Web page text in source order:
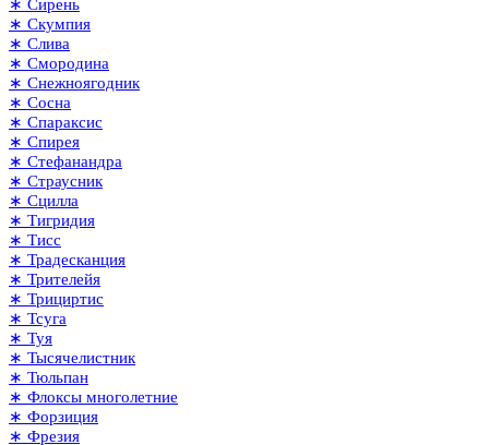
∗ Сирень
∗ Скумпия
∗ Слива
∗ Смородина
∗ Снежноягодник
∗ Сосна
∗ Спараксис
∗ Спирея
∗ Стефанандра
∗ Страусник
∗ Сцилла
∗ Тигридия
∗ Тисс
∗ Традесканция
∗ Трителейя
∗ Трициртис
∗ Тсуга
∗ Туя
∗ Тысячелистник
∗ Тюльпан
∗ Флоксы многолетние
∗ Форзиция
∗ Фрезия